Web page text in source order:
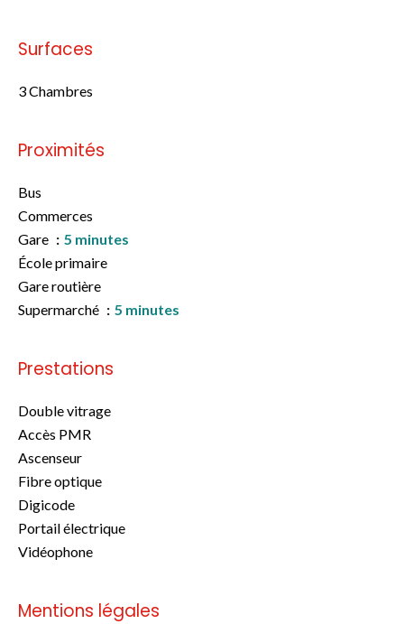
Surfaces
3 Chambres
Proximités
Bus
Commerces
Gare
5 minutes
École primaire
Gare routière
Supermarché
5 minutes
Prestations
Double vitrage
Accès PMR
Ascenseur
Fibre optique
Digicode
Portail électrique
Vidéophone
Mentions légales